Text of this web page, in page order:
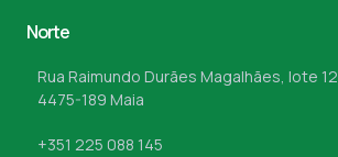
Norte
Rua Raimundo Durães Magalhães, lote 12
4475-189 Maia
+351 225 088 145